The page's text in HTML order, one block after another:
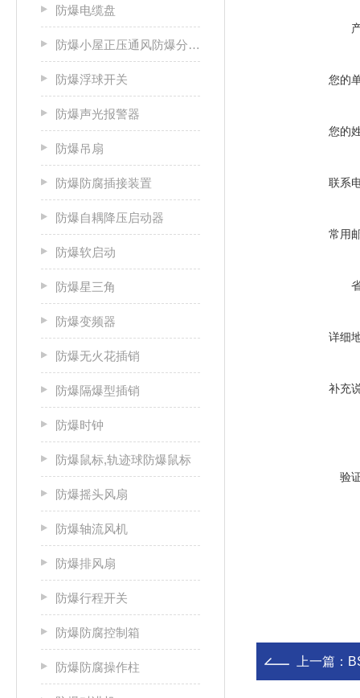
防爆电缆盘
防爆小屋正压通风防爆分析小屋
防爆浮球开关
防爆声光报警器
防爆吊扇
防爆防腐插接装置
防爆自耦降压启动器
防爆软启动
防爆星三角
防爆变频器
防爆无火花插销
防爆隔爆型插销
防爆时钟
防爆鼠标,轨迹球防爆鼠标
防爆摇头风扇
防爆轴流风机
防爆排风扇
防爆行程开关
防爆防腐控制箱
防爆防腐操作柱
您的
您的
联系
常用
详细
补充
验
上一篇：